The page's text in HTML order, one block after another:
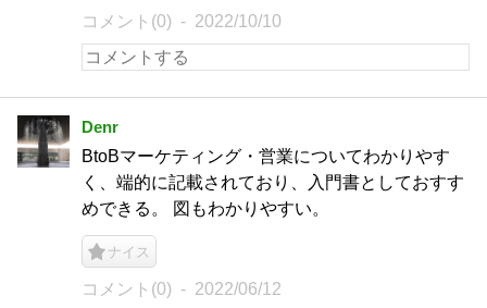
コメント(0) 2022/10/10
Denr
BtoBマーケティング・営業についてわかりやす
く、端的に記載されており、入門書としておすす
めできる。 図もわかりやすい。
ナイス
コメント(0) 2022/06/12